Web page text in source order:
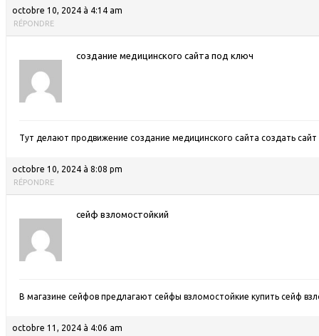
octobre 10, 2024 à 4:14 am
RÉPONDRE
создание медицинского сайта под ключ
Тут делают продвижение создание медицинского сайта создать
octobre 10, 2024 à 8:08 pm
RÉPONDRE
сейф взломостойкий
В магазине сейфов предлагают сейфы взломостойкие купить сейф
octobre 11, 2024 à 4:06 am